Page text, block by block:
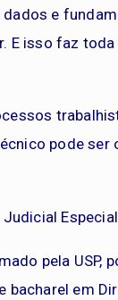
e
E isso faz
pode
pela USP,
bacharel em